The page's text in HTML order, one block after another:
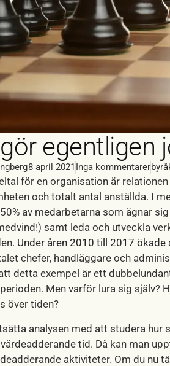
egentligen
8 april 2021 Inga kommentarer
för en organisation är
och totalt antal anställda. I
av medarbetarna som ägnar
samt leda och utveckla
Under åren 2010 till 2017
chefer, handläggare och
detta exempel är ett
Men varför lura sig själv?
över tiden?
analysen med att studera hur
tid. Då kan man
aktiviteter. Om du nu